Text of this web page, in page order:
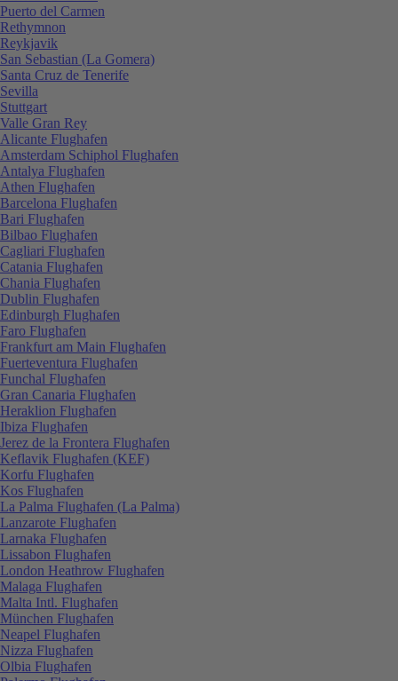
Puerto del Carmen
Rethymnon
Reykjavik
San Sebastian (La Gomera)
Santa Cruz de Tenerife
Sevilla
Stuttgart
Valle Gran Rey
Alicante Flughafen
Amsterdam Schiphol Flughafen
Antalya Flughafen
Athen Flughafen
Barcelona Flughafen
Bari Flughafen
Bilbao Flughafen
Cagliari Flughafen
Catania Flughafen
Chania Flughafen
Dublin Flughafen
Edinburgh Flughafen
Faro Flughafen
Frankfurt am Main Flughafen
Fuerteventura Flughafen
Funchal Flughafen
Gran Canaria Flughafen
Heraklion Flughafen
Ibiza Flughafen
Jerez de la Frontera Flughafen
Keflavik Flughafen (KEF)
Korfu Flughafen
Kos Flughafen
La Palma Flughafen (La Palma)
Lanzarote Flughafen
Larnaka Flughafen
Lissabon Flughafen
London Heathrow Flughafen
Malaga Flughafen
Malta Intl. Flughafen
München Flughafen
Neapel Flughafen
Nizza Flughafen
Olbia Flughafen